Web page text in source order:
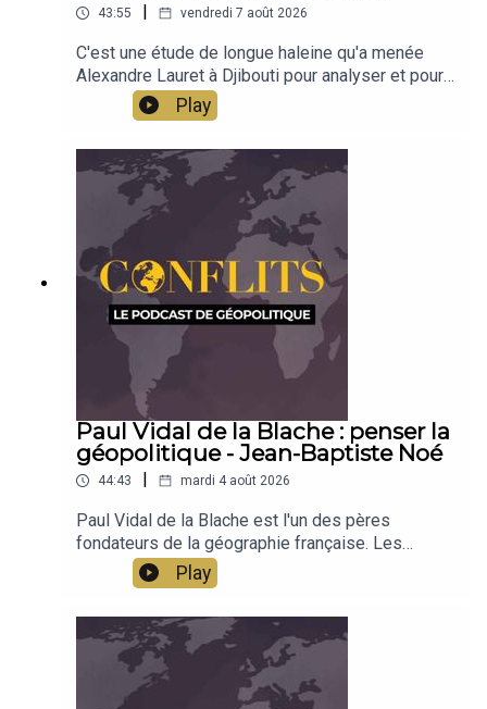
43:55 | vendredi 7 août 2026
C'est une étude de longue haleine qu'a menée
Alexandre Lauret à Djibouti pour analyser et pour
comprendre le fonctionnement du trafic de
migrants. Venus d’Éthiopie et d’Érythrée, les
migrants traversent la mer Rouge pour rejoindre
le Yémen. Entre difficultés et fonctionnements
économiques, Alexandre Lauret raconte le
fonctionnement de cette activité. Émission
présentée par Jean-Baptiste Noé
Play
Paul Vidal de la Blache : penser la
géopolitique - Jean-Baptiste Noé
44:43 mardi 4 août 2026
Paul Vidal de la Blache est l'un des pères
fondateurs de la géographie française. Les
concepts qu'il a développés, la méthode qu'il a
utilisée permettent encore aujourd'hui de penser
la géopolitique. Découverte avec Jean-Baptiste
Noé
Play